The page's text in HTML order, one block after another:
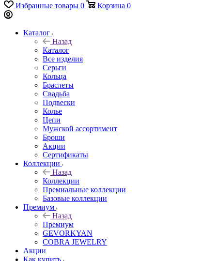
Избранные товары 0 Корзина 0
Каталог
Назад
Каталог
Все изделия
Серьги
Кольца
Браслеты
Свадьба
Подвески
Колье
Цепи
Мужской ассортимент
Броши
Акции
Сертификаты
Коллекции
Назад
Коллекции
Премиальные коллекции
Базовые коллекции
Премиум
Назад
Премиум
GEVORKYAN
COBRA JEWELRY
Акции
Как купить